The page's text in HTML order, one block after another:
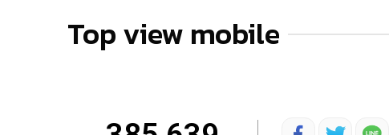
Top view mobile